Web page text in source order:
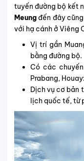
tuyến đường bộ kết
Meungđến đây
với hạ cánh ở Viêng
Vị trí gần
bằng đường bộ.
Có các
Prabang,
Dịch vụ cơ bản
lịch quốc tế, từ